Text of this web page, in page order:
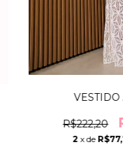
R$222,20
2 x de